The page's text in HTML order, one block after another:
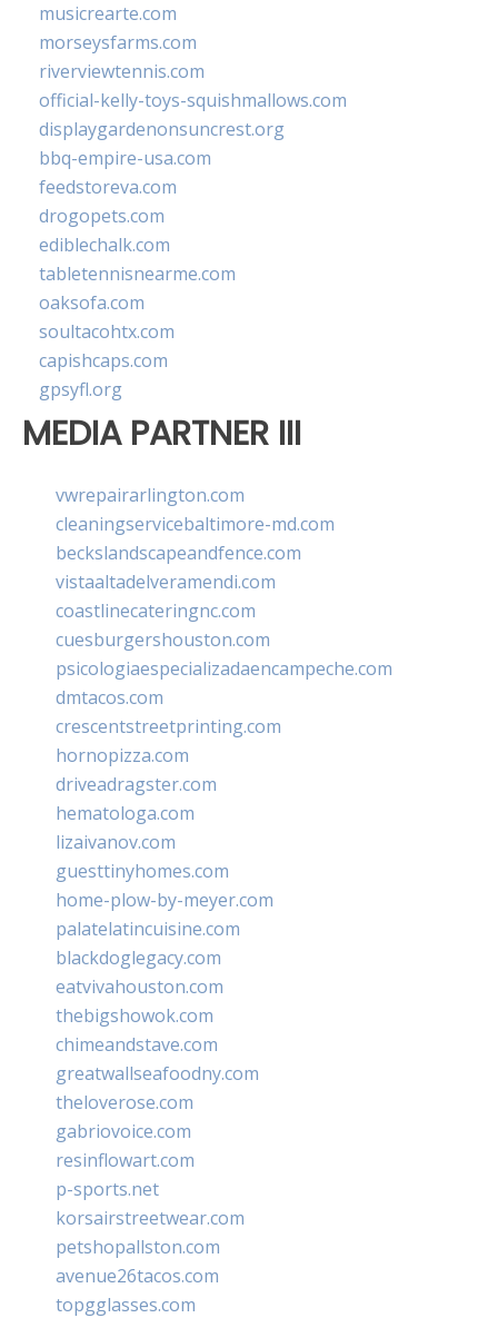
musicrearte.com
morseysfarms.com
riverviewtennis.com
official-kelly-toys-squishmallows.com
displaygardenonsuncrest.org
bbq-empire-usa.com
feedstoreva.com
drogopets.com
ediblechalk.com
tabletennisnearme.com
oaksofa.com
soultacohtx.com
capishcaps.com
gpsyfl.org
MEDIA PARTNER III
vwrepairarlington.com
cleaningservicebaltimore-md.com
beckslandscapeandfence.com
vistaaltadelveramendi.com
coastlinecateringnc.com
cuesburgershouston.com
psicologiaespecializadaencampeche.com
dmtacos.com
crescentstreetprinting.com
hornopizza.com
driveadragster.com
hematologa.com
lizaivanov.com
guesttinyhomes.com
home-plow-by-meyer.com
palatelatincuisine.com
blackdoglegacy.com
eatvivahouston.com
thebigshowok.com
chimeandstave.com
greatwallseafoodny.com
theloverose.com
gabriovoice.com
resinflowart.com
p-sports.net
korsairstreetwear.com
petshopallston.com
avenue26tacos.com
topgglasses.com